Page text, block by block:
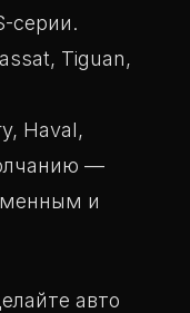
серии.
Tiguan,
Haval,
—
и
авто